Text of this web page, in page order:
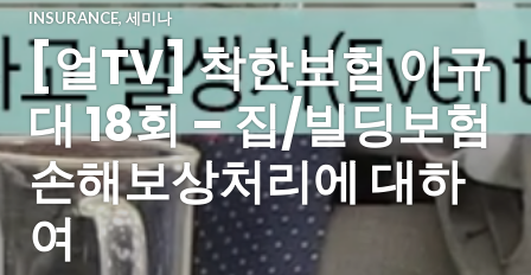
INSURANCE, 세미나
[얼TV] 착한보험 이규
대 18회 – 집/빌딩보험
손해보상처리에 대하
여